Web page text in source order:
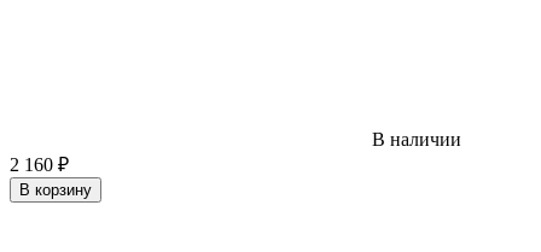
В наличии
2 160 ₽
В корзину